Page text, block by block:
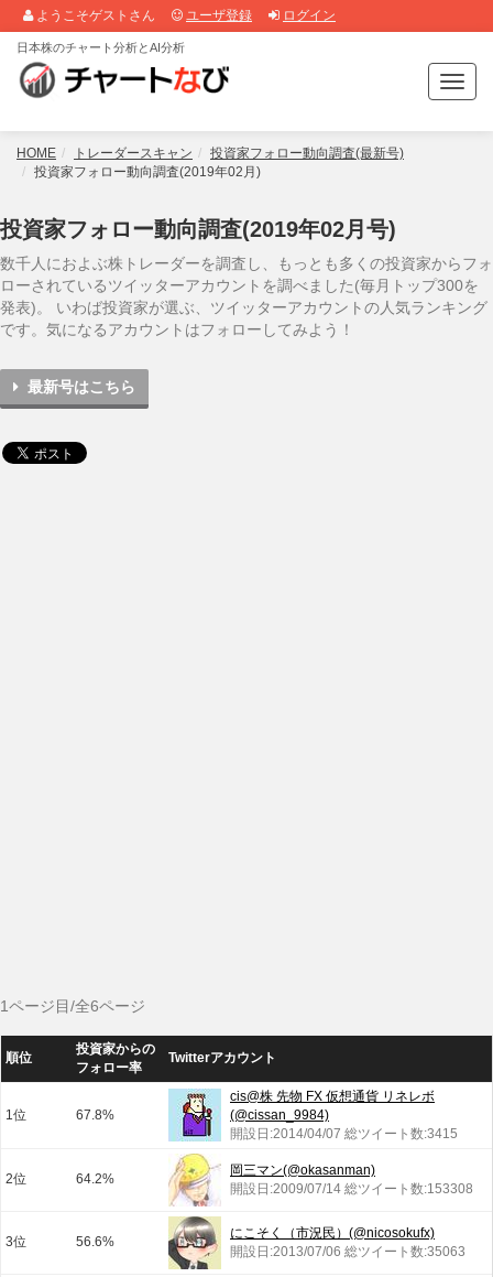
ようこそゲストさん ユーザ登録 ログイン
T
o
g
v
i
g
日本株のチャート分析とAI分析
HOME トレーダースキャン
投資家フォロー動向調査(最新号)
投資家フォロー動向調査(2019年02月)
投資家フォロー動向調査(2019年02月号)
数千人におよぶ株トレーダーを調査し、もっとも多くの投資家からフォ
ローされているツイッターアカウントを調べました(毎月トップ300を
発表)。 いわば投資家が選ぶ、ツイッターアカウントの人気ランキング
です。気になるアカウントはフォローしてみよう！
最新号はこちら
1ページ目/全6ページ
順位
投資家からの
フォロー率
Twitterアカウント
1位 67.8%
cis@株 先物 FX 仮想通貨 リネレボ
(@cissan_9984)
開設日:2014/04/07 総ツイート数:3415
2位 64.2%
岡三マン(@okasanman)
開設日:2009/07/14 総ツイート数:153308
3位 56.6%
にこそく（市況民）(@nicosokufx)
開設日:2013/07/06 総ツイート数:35063